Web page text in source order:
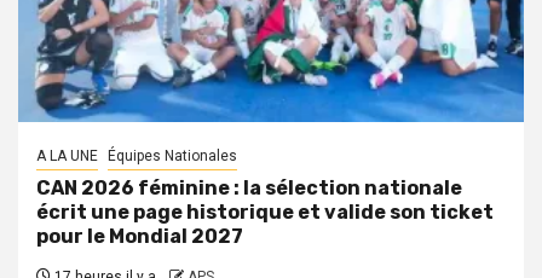
A LA UNE Équipes Nationales
CAN 2026 féminine : la sélection nationale
écrit une page historique et valide son ticket
pour le Mondial 2027